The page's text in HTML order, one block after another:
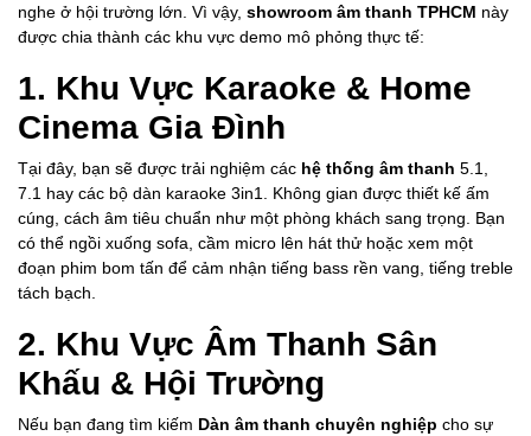
nghe ở hội trường lớn. Vì vậy, showroom âm thanh TPHCM này
được chia thành các khu vực demo mô phỏng thực tế:
1. Khu Vực Karaoke & Home
Cinema Gia Đình
Tại đây, bạn sẽ được trải nghiệm các hệ thống âm thanh 5.1,
7.1 hay các bộ dàn karaoke 3in1. Không gian được thiết kế ấm
cúng, cách âm tiêu chuẩn như một phòng khách sang trọng. Bạn
có thể ngồi xuống sofa, cầm micro lên hát thử hoặc xem một
đoạn phim bom tấn để cảm nhận tiếng bass rền vang, tiếng treble
tách bạch.
2. Khu Vực Âm Thanh Sân
Khấu & Hội Trường
Nếu bạn đang tìm kiếm Dàn âm thanh chuyên nghiệp cho sự